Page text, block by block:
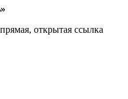
открытая ссылка